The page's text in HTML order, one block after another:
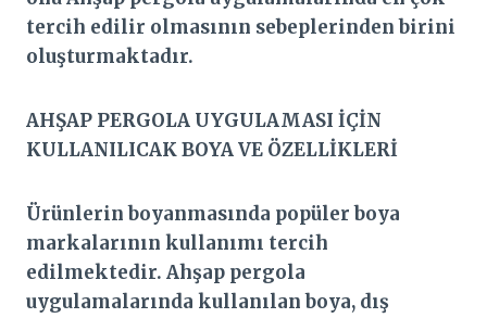
tercih edilir olmasının sebeplerinden birini
oluşturmaktadır.
AHŞAP PERGOLA UYGULAMASI İÇİN
KULLANILICAK BOYA VE ÖZELLİKLERİ
Ürünlerin boyanmasında popüler boya
markalarının kullanımı tercih
edilmektedir. Ahşap pergola
uygulamalarında kullanılan boya, dış